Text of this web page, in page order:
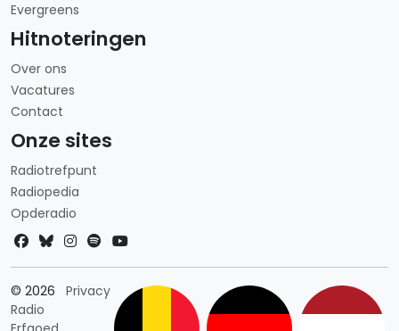
Evergreens
Hitnoteringen
Over ons
Vacatures
Contact
Onze sites
Radiotrefpunt
Radiopedia
Opderadio
© 2026
Radio
PrivacyLandkeuze